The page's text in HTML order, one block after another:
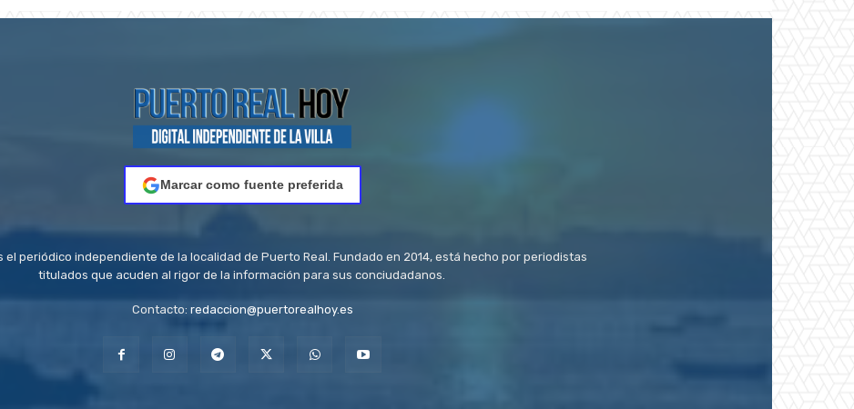
Marcar como fuente preferida
el periódico independiente de la localidad de Puerto Real. Fundado en 2014, está hecho por periodistas
titulados que acuden al rigor de la información para sus conciudadanos.
Contacto: redaccion@puertorealhoy.es